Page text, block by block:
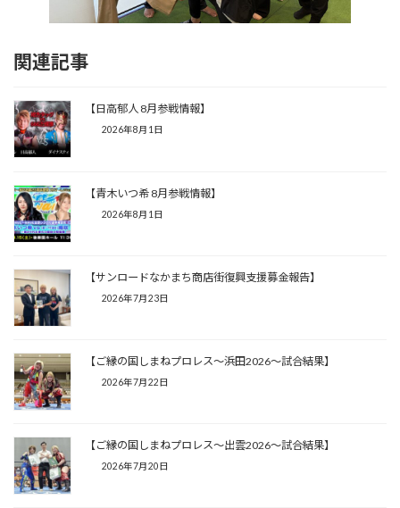
関連記事
【日高郁人 8月参戦情報】
2026年8月1日
【青木いつ希 8月参戦情報】
2026年8月1日
【サンロードなかまち商店街復興支援募金報告】
2026年7月23日
【ご縁の国しまねプロレス〜浜田2026〜試合結果】
2026年7月22日
【ご縁の国しまねプロレス〜出雲2026〜試合結果】
2026年7月20日